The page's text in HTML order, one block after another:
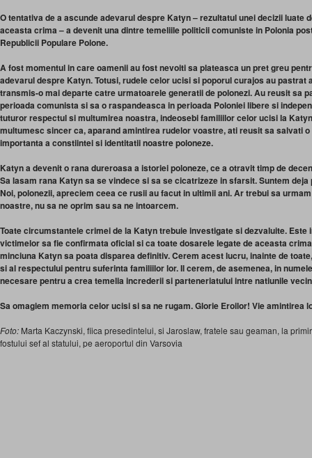
O tentativa de a ascunde adevarul despre Katyn – rezultatul unei decizii luate
aceasta crima – a devenit una dintre temeliile politicii comuniste in Polonia
Republicii Populare Polone.
A fost momentul in care oamenii au fost nevoiti sa plateasca un pret greu
adevarul despre Katyn. Totusi, rudele celor ucisi si poporul curajos au pastrat
transmis-o mai departe catre urmatoarele generatii de polonezi. Au reusit sa
perioada comunista si sa o raspandeasca in perioada Poloniei libere si
tuturor respectul si multumirea noastra, indeosebi familiilor celor ucisi la
multumesc sincer ca, aparand amintirea rudelor voastre, ati reusit sa salvati
importanta a constiintei si identitatii noastre poloneze.
Katyn a devenit o rana dureroasa a istoriei poloneze, ce a otravit timp de
Sa lasam rana Katyn sa se vindece si sa se cicatrizeze in sfarsit. Suntem
Noi, polonezii, apreciem ceea ce rusii au facut in ultimii ani. Ar trebui sa
noastre, nu sa ne oprim sau sa ne intoarcem.
Toate circumstantele crimei de la Katyn trebuie investigate si dezvaluite. Este
victimelor sa fie confirmata oficial si ca toate dosarele legate de aceasta
minciuna Katyn sa poata disparea definitiv. Cerem acest lucru, inainte de
si al respectului pentru suferinta familiilor lor. Il cerem, de asemenea, in
necesare pentru a crea temelia increderii si parteneriatului intre natiunile
Sa omagiem memoria celor ucisi si sa ne rugam. Glorie Eroilor! Vie amintirea
Foto: Marta Kaczynski, fiica presedintelui, si Jaroslaw, fratele sau geaman, la
fostului sef al statului, pe aeroportul din Varsovia